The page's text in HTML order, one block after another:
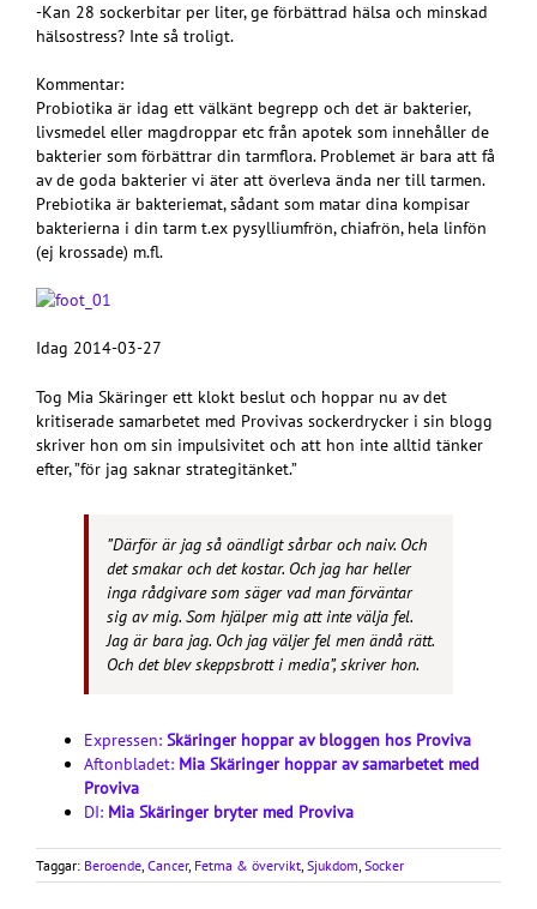
-Kan 28 sockerbitar per liter, ge förbättrad hälsa och minskad
hälsostress? Inte så troligt.
Kommentar:
Probiotika är idag ett välkänt begrepp och det är bakterier,
livsmedel eller magdroppar etc från apotek som innehåller de
bakterier som förbättrar din tarmflora. Problemet är bara att få
av de goda bakterier vi äter att överleva ända ner till tarmen.
Prebiotika är bakteriemat, sådant som matar dina kompisar
bakterierna i din tarm t.ex pysylliumfrön, chiafrön, hela linfön
(ej krossade) m.fl.
Idag 2014-03-27
Tog Mia Skäringer ett klokt beslut och hoppar nu av det
kritiserade samarbetet med Provivas sockerdrycker i sin blogg
skriver hon om sin impulsivitet och att hon inte alltid tänker
efter, ”för jag saknar strategitänket.”
”Därför är jag så oändligt sårbar och naiv. Och
det smakar och det kostar. Och jag har heller
inga rådgivare som säger vad man förväntar
sig av mig. Som hjälper mig att inte välja fel.
Jag är bara jag. Och jag väljer fel men ändå rätt.
Och det blev skeppsbrott i media”, skriver hon.
Expressen: Skäringer hoppar av bloggen hos Proviva
Aftonbladet: Mia Skäringer hoppar av samarbetet med
Proviva
DI: Mia Skäringer bryter med Proviva
Taggar: Beroende, Cancer, Fetma & övervikt, Sjukdom, Socker